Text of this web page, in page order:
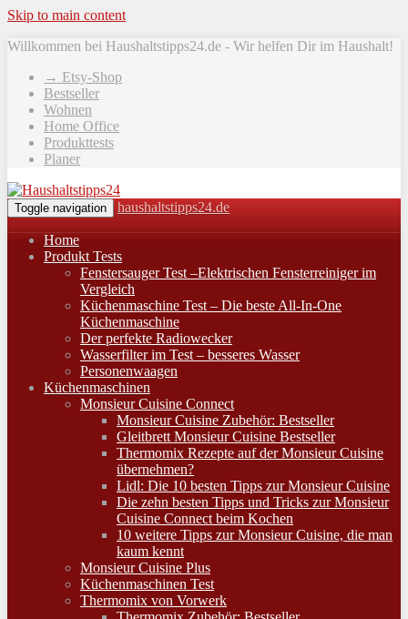
Skip to main content
Willkommen bei Haushaltstipps24.de - Wir helfen Dir im Haushalt!
→ Etsy-Shop
Bestseller
Wohnen
Home Office
Produkttests
Planer
Toggle navigation haushaltstipps24.de
Home
Produkt Tests
Fenstersauger Test –Elektrischen Fensterreiniger im
Vergleich
Küchenmaschine Test – Die beste All-In-One
Küchenmaschine
Der perfekte Radiowecker
Wasserfilter im Test – besseres Wasser
Personenwaagen
Küchenmaschinen
Monsieur Cuisine Connect
Monsieur Cuisine Zubehör: Bestseller
Gleitbrett Monsieur Cuisine Bestseller
Thermomix Rezepte auf der Monsieur Cuisine
übernehmen?
Lidl: Die 10 besten Tipps zur Monsieur Cuisine
Die zehn besten Tipps und Tricks zur Monsieur
Cuisine Connect beim Kochen
10 weitere Tipps zur Monsieur Cuisine, die man
kaum kennt
Monsieur Cuisine Plus
Küchenmaschinen Test
Thermomix von Vorwerk